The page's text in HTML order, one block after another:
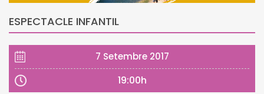
ESPECTACLE INFANTIL
7 Setembre 2017
19:00h